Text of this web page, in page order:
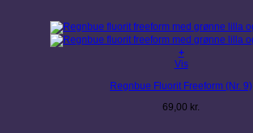
+
Vis
Regnbue Fluorit Freeform (Nr. 9)
69,00 kr.